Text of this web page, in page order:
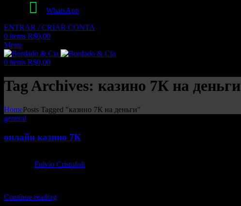
WhatsApp
ENTRAR / CRIAR CONTA
0 items R$0,00
Menu
0 items R$0,00
Tag Archives: казино 7К на деньги
HomePosts Tagged "казино 7К на деньги"
general
онлайн казино 7К
Fulvio Cristofoli
Continue reading